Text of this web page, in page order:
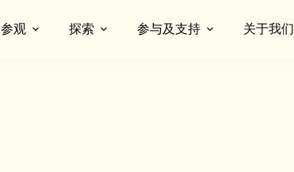
参观 探索 参与及支持 关于我们